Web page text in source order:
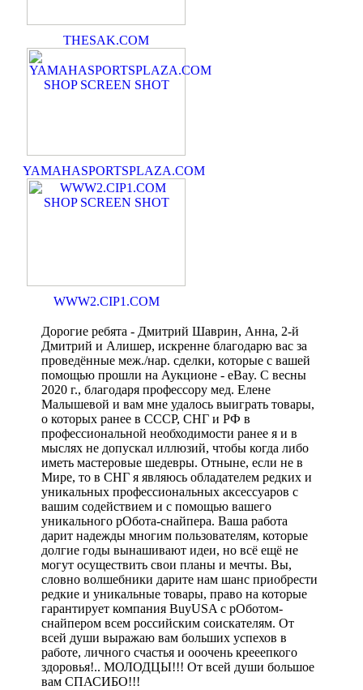
THESAK.COM
YAMAHASPORTSPLAZA.COM
WWW2.CIP1.COM
Дорогие ребята - Дмитрий Шаврин, Анна, 2-й
Дмитрий и Алишер, искренне благодарю вас за
проведённые меж./нар. сделки, которые с вашей
помощью прошли на Аукционе - eBay. С весны
2020 г., благодаря профессору мед. Елене
Малышевой и вам мне удалось выиграть товары,
о которых ранее в СССР, СНГ и РФ в
профессиональной необходимости ранее я и в
мыслях не допускал иллюзий, чтобы когда либо
иметь мастеровые шедевры. Отныне, если не в
Мире, то в СНГ я являюсь обладателем редких и
уникальных профессиональных аксессуаров с
вашим содействием и с помощью вашего
уникального рОбота-снайпера. Ваша работа
дарит надежды многим пользователям, которые
долгие годы вынашивают идеи, но всё ещё не
могут осуществить свои планы и мечты. Вы,
словно волшебники дарите нам шанс приобрести
редкие и уникальные товары, право на которые
гарантирует компания BuyUSA c рОботом-
снайпером всем российским соискателям. От
всей души выражаю вам больших успехов в
работе, личного счастья и ооочень крееепкого
здоровья!.. МОЛОДЦЫ!!! От всей души большое
вам СПАСИБО!!!